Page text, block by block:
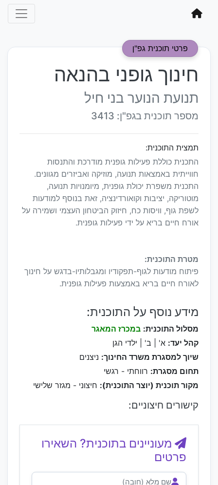
פרטי תוכנית גפ"ן
חינוך גופני בהנאה
תנועת הנוער בני חיל
מספר תוכנית בגפ"ן: 3413
תמצית התוכנית:
התכנית כוללת פעילות גופנית מודרכת והתנסות
חווייתית באמצאות תנועה, מוזיקה ואביזרים מגוונים.
התכנית משפרת יכולת גופנית, מיומנויות תנועה,
מוטוריקה, יציבות וקואורדינציה, זאת בנוסף למודעות
לשפת גוף, וויסות כח, חיזוק הביטחון העצמי ושמירה על
אורח חיים בריא על ידי פעילות גופנית.
מטרת התוכנית:
פיתוח מודעות לגוף-תפקודיו ומגבלותיו-בדגש על חינוך
לאורח חיים בריא באמצעות פעילות גופנית.
מידע נוסף על התוכנית:
מסלול התוכנית: במכרז המאגר
קהל יעד: א' | ב' | ילדי הגן
שיוך למסגרת משרד החינוך: ניצנים
תחום מסגרת: רווחתי - רגשי
מקור תוכנית (יוצר התוכנית): חיצוני - מגזר שלישי
קישורים חיצוניים:
מעוניינים בתוכנית? השאירו
פרטים